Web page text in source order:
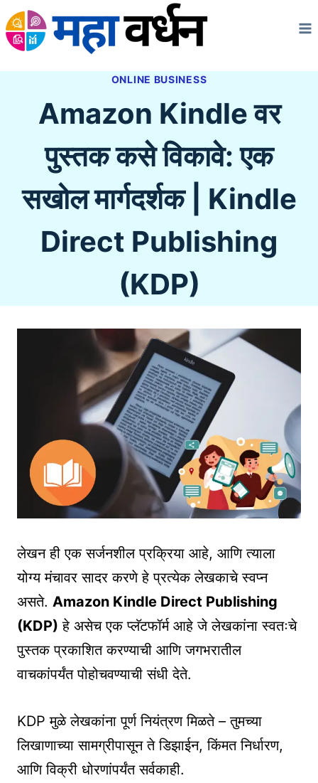
Skip
to
ONLINE BUSINESS
Amazon Kindle वर
पुस्तक कसे विकावे: एक
सखोल मार्गदर्शक | Kindle
Direct Publishing
(KDP)
लेखन ही एक सर्जनशील प्रक्रिया आहे, आणि त्याला
योग्य मंचावर सादर करणे हे प्रत्येक लेखकाचे स्वप्न
असते. Amazon Kindle Direct Publishing
(KDP) हे असेच एक प्लॅटफॉर्म आहे जे लेखकांना स्वतःचे
पुस्तक प्रकाशित करण्याची आणि जगभरातील
वाचकांपर्यंत पोहोचवण्याची संधी देते.
KDP मुळे लेखकांना पूर्ण नियंत्रण मिळते – तुमच्या
लिखाणाच्या सामग्रीपासून ते डिझाईन, किंमत निर्धारण,
आणि विक्री धोरणांपर्यंत सर्वकाही.